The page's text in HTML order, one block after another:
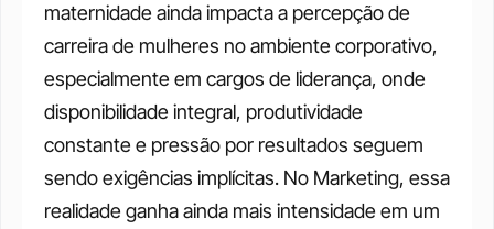
maternidade ainda impacta a percepção de
carreira de mulheres no ambiente corporativo,
especialmente em cargos de liderança, onde
disponibilidade integral, produtividade
constante e pressão por resultados seguem
sendo exigências implícitas. No Marketing, essa
realidade ganha ainda mais intensidade em um